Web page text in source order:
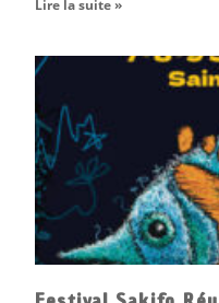
Lire la suite »